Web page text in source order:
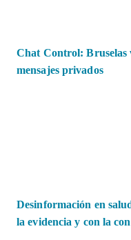
Chat Control: Bruselas
mensajes privados
Desinformación en
la evidencia y con la